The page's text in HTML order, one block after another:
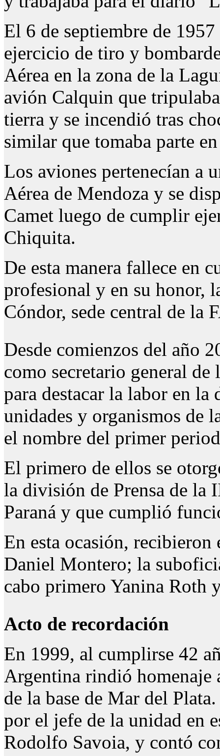
El 6 de septiembre de
ejercicio de tiro y
Aérea en la zona de la
avión Calquin que
tierra y se incendió tras
similar que tomaba parte
Los aviones pertenecían a
Aérea de Mendoza y se
Camet luego de cumplir
Chiquita.
De esta manera fallece en
profesional y en su honor,
Cóndor, sede central de la
Desde comienzos del año
como secretario general
para destacar la labor en
unidades y organismos de
el nombre del primer
El primero de ellos se
la división de Prensa de la
Paraná y que cumplió
En esta ocasión,
Daniel Montero; la
cabo primero Yanina Roth
Acto de recordación
En 1999, al cumplirse 42
Argentina rindió homenaje
de la base de Mar del
por el jefe de la unidad en
Rodolfo Savoia, y contó